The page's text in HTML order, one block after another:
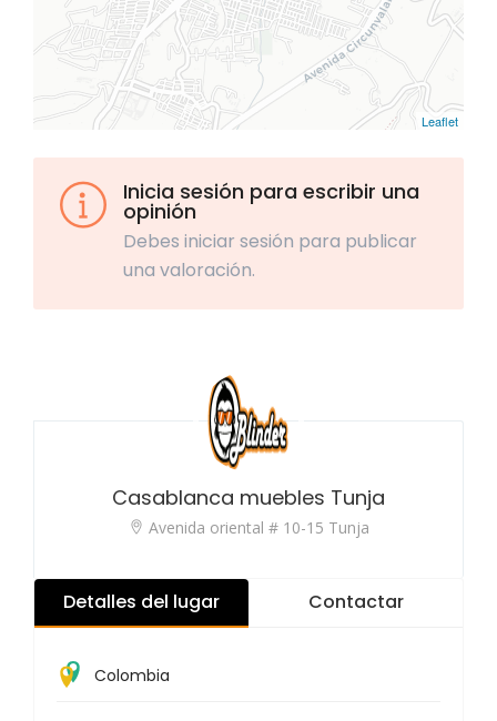
Leaflet
Inicia sesión para escribir una
opinión
Debes iniciar sesión para publicar
una valoración.
Casablanca muebles Tunja
Avenida oriental # 10-15 Tunja
Detalles del lugar Contactar
Colombia